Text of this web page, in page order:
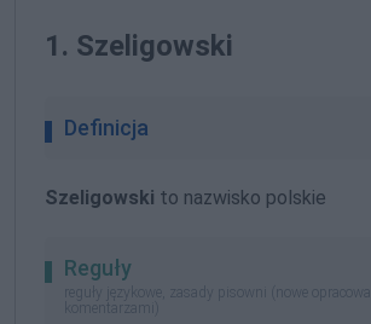
1. Szeligowski
Definicja
Szeligowski to nazwisko polskie
Reguły
reguły językowe, zasady pisowni (nowe
komentarzami)